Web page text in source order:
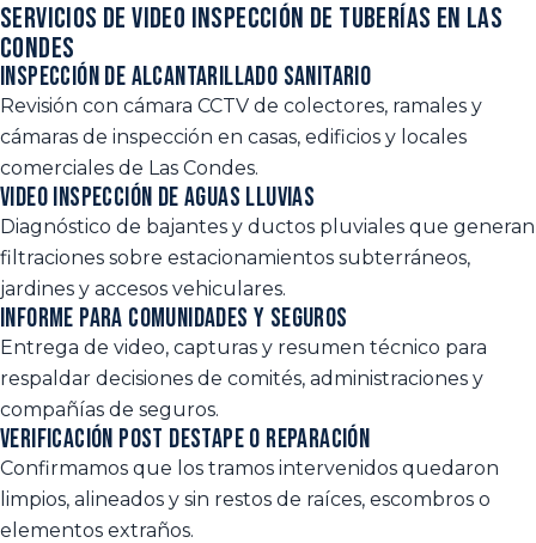
Servicios de video inspección de tuberías en Las
Condes
Inspección de alcantarillado sanitario
Revisión con cámara CCTV de colectores, ramales y
cámaras de inspección en casas, edificios y locales
comerciales de Las Condes.
Video inspección de aguas lluvias
Diagnóstico de bajantes y ductos pluviales que generan
filtraciones sobre estacionamientos subterráneos,
jardines y accesos vehiculares.
Informe para comunidades y seguros
Entrega de video, capturas y resumen técnico para
respaldar decisiones de comités, administraciones y
compañías de seguros.
Verificación post destape o reparación
Confirmamos que los tramos intervenidos quedaron
limpios, alineados y sin restos de raíces, escombros o
elementos extraños.